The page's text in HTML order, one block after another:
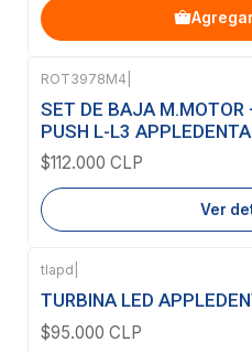
Agotado
ROT3978M4
SET DE BAJA M.MOTOR
PUSH L-L3
$112.000 CLP
Ver
Agotado
tlapd
TURBINA LED
$95.000 CLP